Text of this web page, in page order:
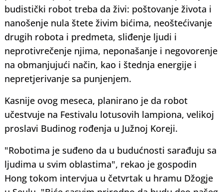
budistički robot treba da živi: poštovanje života i
nanošenje nula štete živim bićima, neoštećivanje
drugih robota i predmeta, sliđenje ljudi i
neprotivrečenje njima, neponašanje i negovorenje
na obmanjujući način, kao i štednja energije i
nepretjerivanje sa punjenjem.
Kasnije ovog meseca, planirano je da robot
učestvuje na Festivalu lotusovih lampiona, velikoj
proslavi Budinog rođenja u Južnoj Koreji.
"Robotima je suđeno da u budućnosti sarađuju sa
ljudima u svim oblastima", rekao je gospodin
Hong tokom intervjua u četvrtak u hramu Džogje